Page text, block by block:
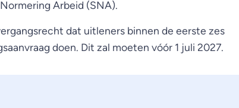
Arbeid (SNA).
dat uitleners binnen de eerste zes
doen. Dit zal moeten vóór 1 juli 2027.